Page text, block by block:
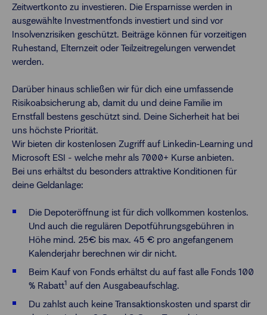
Zeitwertkonto zu investieren. Die Ersparnisse werden in
ausgewählte Investmentfonds investiert und sind vor
Insolvenzrisiken geschützt. Beiträge können für vorzeitigen
Ruhestand, Elternzeit oder Teilzeitregelungen verwendet
werden.
Darüber hinaus schließen wir für dich eine umfassende
Risikoabsicherung ab, damit du und deine Familie im
Ernstfall bestens geschützt sind. Deine Sicherheit hat bei
uns höchste Priorität.
Wir bieten dir kostenlosen Zugriff auf Linkedin-Learning und
Microsoft ESI - welche mehr als 7000+ Kurse anbieten.
Bei uns erhältst du besonders attraktive Konditionen für
deine Geldanlage:
Die Depoteröffnung ist für dich vollkommen kostenlos.
Und auch die regulären Depotführungsgebühren in
Höhe mind. 25€ bis max. 45 € pro angefangenem
Kalenderjahr berechnen wir dir nicht.
Beim Kauf von Fonds erhältst du auf fast alle Fonds 100
% Rabatt1 auf den Ausgabeaufschlag.
Du zahlst auch keine Transaktionskosten und sparst dir